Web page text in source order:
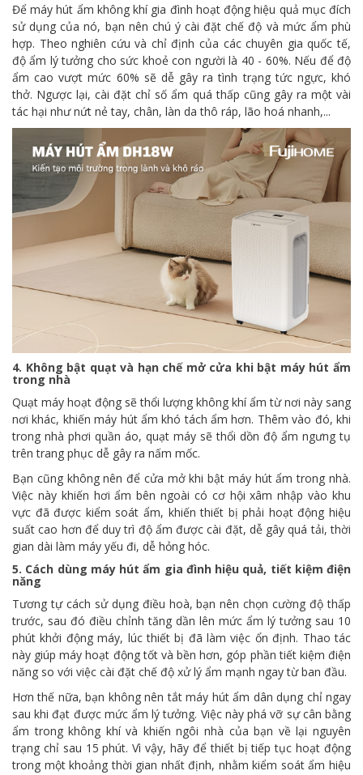
Để máy hút ẩm không khí gia đình hoạt động hiệu quả mục đích
sử dụng của nó, bạn nên chú ý cài đặt chế độ và mức ẩm phù
hợp. Theo nghiên cứu và chỉ định của các chuyên gia quốc tế,
độ ẩm lý tưởng cho sức khoẻ con người là 40 - 60%. Nếu để độ
ẩm cao vượt mức 60% sẽ dễ gây ra tình trạng tức ngực, khó
thở. Ngược lại, cài đặt chỉ số ẩm quá thấp cũng gây ra một vài
tác hại như nứt nẻ tay, chân, làn da thô ráp, lão hoá nhanh,...
4. Không bật quạt và hạn chế mở cửa khi bật máy hút ẩm
trong nhà
Quạt máy hoạt động sẽ thổi lượng không khí ẩm từ nơi này sang
nơi khác, khiến máy hút ẩm khó tách ẩm hơn. Thêm vào đó, khi
trong nhà phơi quần áo, quạt máy sẽ thổi dồn độ ẩm ngưng tụ
trên trang phục dễ gây ra nấm mốc.
Bạn cũng không nên để cửa mở khi bật máy hút ẩm trong nhà.
Việc này khiến hơi ẩm bên ngoài có cơ hội xâm nhập vào khu
vực đã được kiểm soát ẩm, khiến thiết bị phải hoạt động hiệu
suất cao hơn để duy trì độ ẩm được cài đặt, dễ gây quá tải, thời
gian dài làm máy yếu đi, dễ hỏng hóc.
5. Cách dùng máy hút ẩm gia đình hiệu quả, tiết kiệm điện
năng
Tương tự cách sử dụng điều hoà, bạn nên chọn cường độ thấp
trước, sau đó điều chỉnh tăng dần lên mức ẩm lý tưởng sau 10
phút khởi động máy, lúc thiết bị đã làm việc ổn định. Thao tác
này giúp máy hoạt động tốt và bền hơn, góp phần tiết kiệm điện
năng so với việc cài đặt chế độ xử lý ẩm mạnh ngay từ ban đầu.
Hơn thế nữa, bạn không nên tắt máy hút ẩm dân dụng chỉ ngay
sau khi đạt được mức ẩm lý tưởng. Việc này phá vỡ sự cân bằng
ẩm trong không khí và khiến ngôi nhà của bạn về lại nguyên
trạng chỉ sau 15 phút. Vì vậy, hãy để thiết bị tiếp tục hoạt động
trong một khoảng thời gian nhất định, nhằm kiểm soát ẩm hiệu